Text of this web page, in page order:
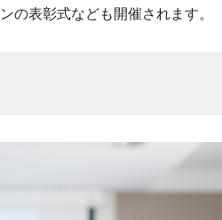
の表彰式なども開催されます。